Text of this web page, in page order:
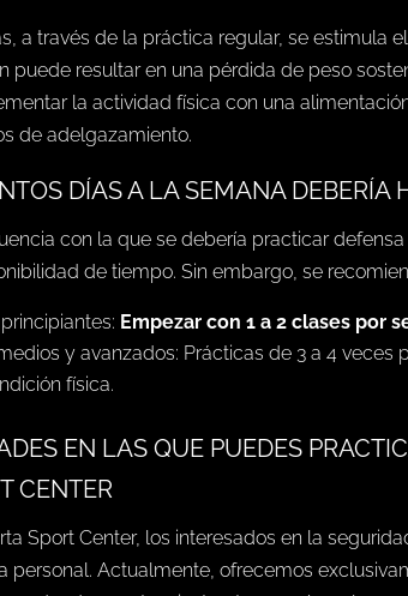
a través de la práctica regular, se estimula
puede resultar en una pérdida de peso
la actividad física con una
de adelgazamiento.
DÍAS A LA SEMANA DEBERÍA
con la que se debería practicar
de tiempo. Sin embargo, se
Empezar con 1 a 2 clases por
y avanzados: Prácticas de 3 a 4
física.
EN LAS QUE PUEDES
CENTER
Sport Center, los interesados en la
personal. Actualmente, ofrecemos